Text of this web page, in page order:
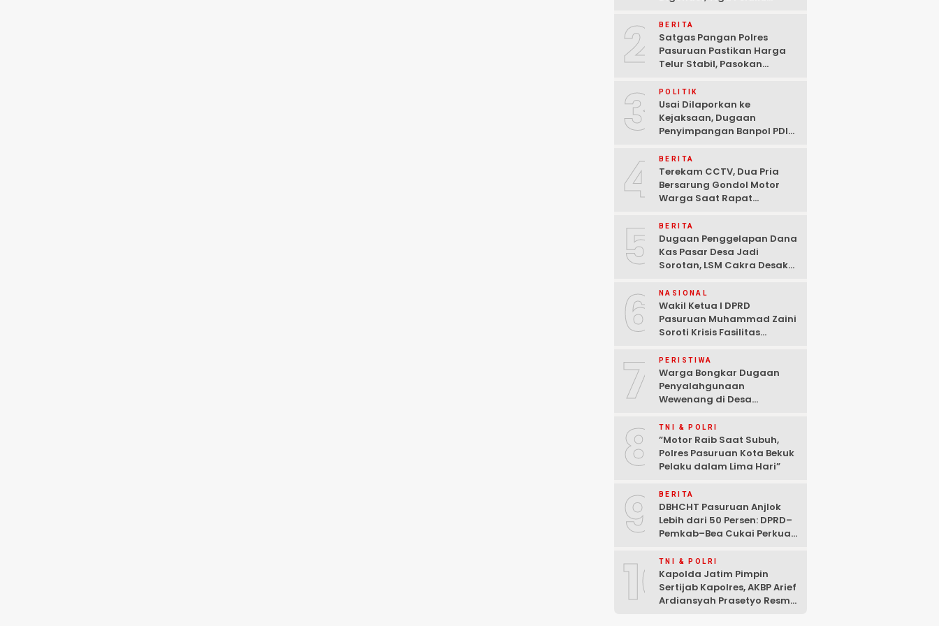
Pasuruan
2 BERITA
Satgas Pangan Polres
Pasuruan Pastikan Harga
Telur Stabil, Pasokan
Kekhawatiran Fluktuasi
3 POLITIK
Usai Dilaporkan ke
Kejaksaan, Dugaan
Penyimpangan Banpol PDIP
Tuntas “6 Eks Ketua PAC
Cabut Laporan”
4 BERITA
Terekam CCTV, Dua Pria
Bersarung Gondol Motor
Warga Saat Rapat
5 BERITA
Dugaan Penggelapan Dana
Kas Pasar Desa Jadi
Sorotan, LSM Cakra Desak
6 NASIONAL
Wakil Ketua I DPRD
Pasuruan Muhammad Zaini
Soroti Krisis Fasilitas
Anggaran
7 PERISTIWA
Warga Bongkar Dugaan
Penyalahgunaan
Wewenang di Desa
Mencuat
8 TNI & POLRI
‎”Motor Raib Saat Subuh,
Polres Pasuruan Kota Bekuk
Pelaku dalam Lima Hari” ‎
9 BERITA
DBHCHT Pasuruan Anjlok
Lebih dari 50 Persen: DPRD–
Pemkab–Bea Cukai Perkuat
Rokok Ilegal
10TNI & POLRI
Kapolda Jatim Pimpin
Sertijab Kapolres, AKBP Arief
Ardiansyah Prasetyo Resmi